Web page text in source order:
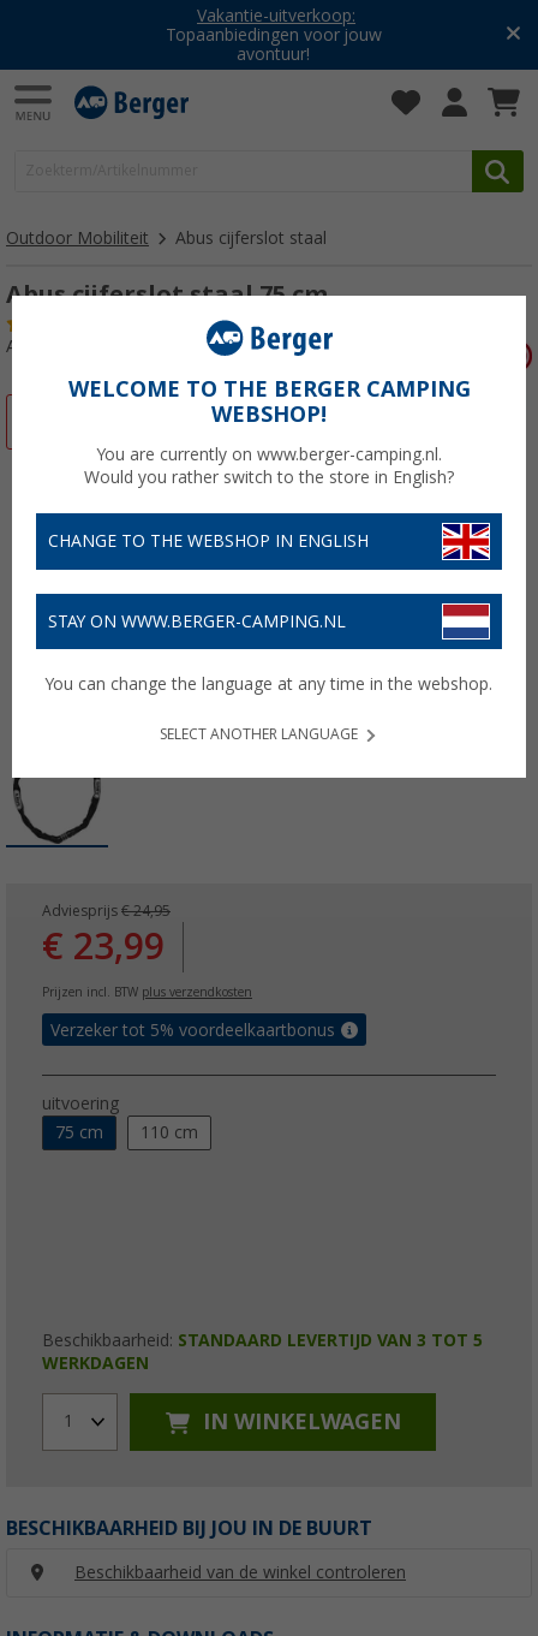
Vakantie-uitverkoop:
Topaanbiedingen voor jouw
avontuur!
Outdoor Mobiliteit Abus cijferslot staal
Abus cijferslot staal 75 cm
Artikelnr: 292450
Adviesprijs € 24,95
€ 23,99
Prijzen incl. BTW plus verzendkosten
Verzeker tot 5% voordeelkaartbonus
uitvoering
75 cm
110 cm
Beschikbaarheid: STANDAARD LEVERTIJD VAN 3 TOT 5
WERKDAGEN
1 IN WINKELWAGEN
BESCHIKBAARHEID BIJ JOU IN DE BUURT
Beschikbaarheid van de winkel controleren
WELCOME TO THE BERGER CAMPING
WEBSHOP!
You are currently on www.berger-camping.nl.
Would you rather switch to the store in English?
CHANGE TO THE WEBSHOP IN ENGLISH
STAY ON WWW.BERGER-CAMPING.NL
You can change the language at any time in the webshop.
SELECT ANOTHER LANGUAGE